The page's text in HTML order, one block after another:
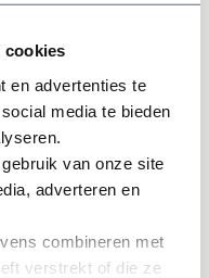
cookies
en advertenties te
media te bieden
van onze site
adverteren en
combineren met
verstrekt of die ze